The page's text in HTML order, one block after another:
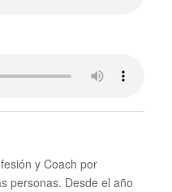
y Coach por
personas. Desde el año